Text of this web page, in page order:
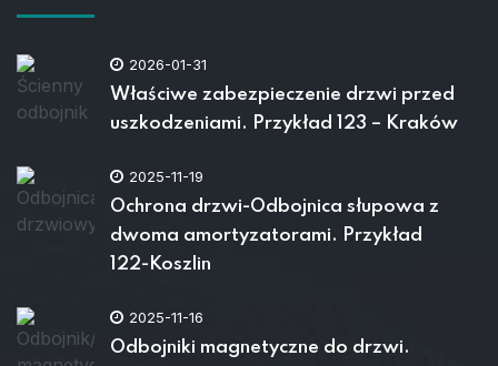
2026-01-31
Właściwe zabezpieczenie drzwi przed
uszkodzeniami. Przykład 123 – Kraków
2025-11-19
Ochrona drzwi-Odbojnica słupowa z
dwoma amortyzatorami. Przykład
122-Koszlin
2025-11-16
Odbojniki magnetyczne do drzwi.